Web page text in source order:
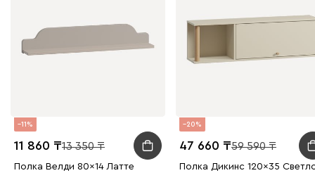
11
11 860 13 350
Полка Велди 80x14 Латте
20
47 660 59 590
Полка Дикинс 120x35